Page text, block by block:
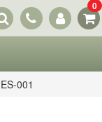
Наші
контакти
0
001